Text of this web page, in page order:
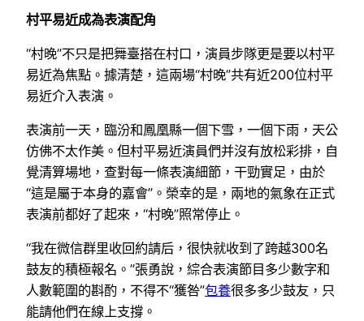
村平易近成為表演配角
“村晚”不只是把舞臺搭在村口，演員步隊更是要以村平
易近為焦點。據清楚，這兩場“村晚”共有近200位村平
易近介入表演。
表演前一天，臨汾和鳳凰縣一個下雪，一個下雨，天公
仿佛不太作美。但村平易近演員們并沒有放松彩排，自
覺清算場地，查對每一條表演細節，干勁實足，由於
“這是屬于本身的嘉會”。榮幸的是，兩地的氣象在正式
表演前都好了起來，“村晚”照常停止。
“我在微信群里收回約請后，很快就收到了跨越300名
鼓友的積極報名。”張勇說，綜合表演節目多少數字和
人數範圍的斟酌，不得不“獲咎”包養很多多少鼓友，只
能請他們在線上支撐。